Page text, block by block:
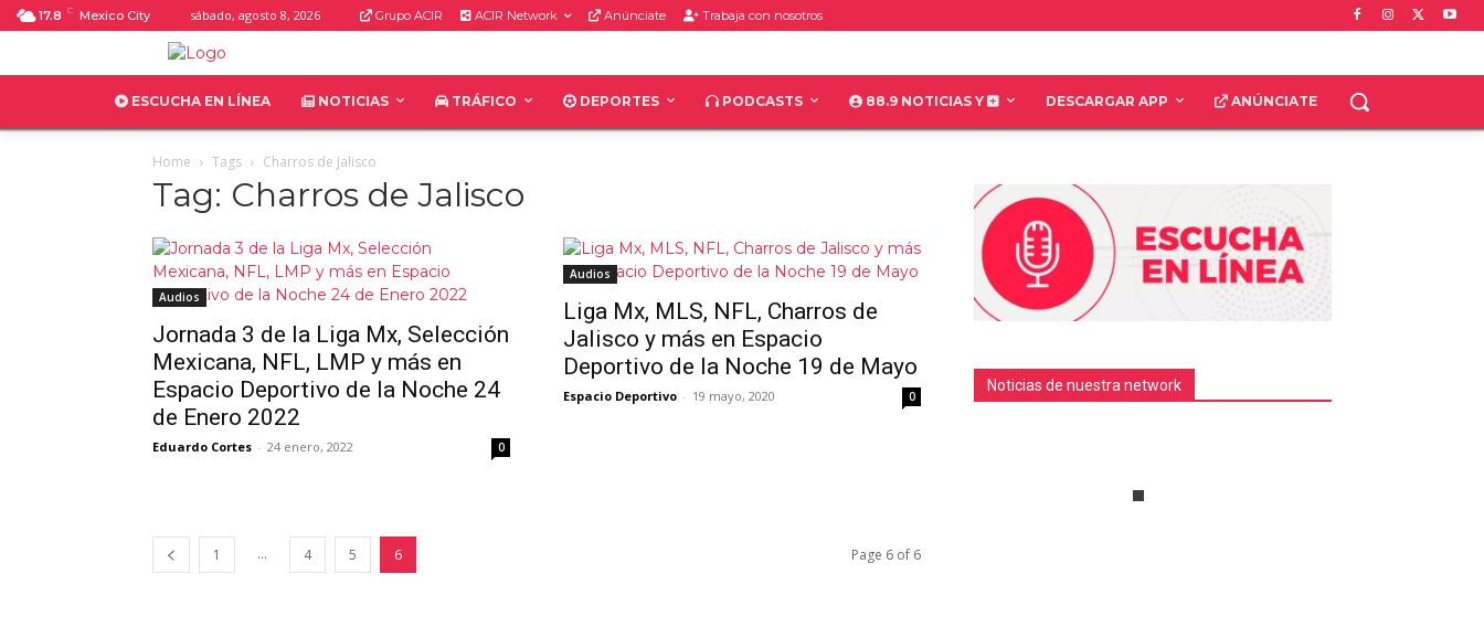
17.8 C Mexico City sábado, agosto 8, 2026 Grupo ACIR ACIR Network Anúnciate Trabaja con nosotros
ESCUCHA EN LÍNEA NOTICIAS TRÁFICO DEPORTES PODCASTS 88.9 NOTICIAS Y DESCARGAR APP ANÚNCIATE
Home Tags Charros de Jalisco
Tag: Charros de Jalisco
Audios
Jornada 3 de la Liga Mx, Selección
Mexicana, NFL, LMP y más en
Espacio Deportivo de la Noche 24
de Enero 2022
Eduardo Cortes - 24 enero, 2022 0
Audios
Liga Mx, MLS, NFL, Charros de
Jalisco y más en Espacio
Deportivo de la Noche 19 de Mayo
Espacio Deportivo - 19 mayo, 2020 0
1 ... 4 5 6 Page 6 of 6
Noticias de nuestra network